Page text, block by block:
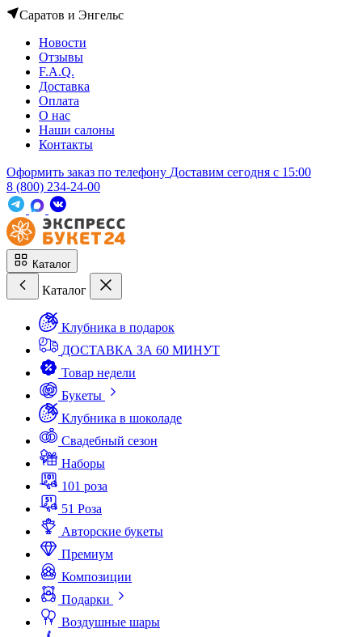
Саратов и Энгельс
Новости
Отзывы
F.A.Q.
Доставка
Оплата
О нас
Наши салоны
Контакты
Оформить заказ по телефону Доставим сегодня c 15:00
8 (800) 234-24-00
Каталог
Каталог
Клубника в подарок
ДОСТАВКА ЗА 60 МИНУТ
Товар недели
Букеты
Клубника в шоколаде
Свадебный сезон
Наборы
101 роза
51 Роза
Авторские букеты
Премиум
Композиции
Подарки
Воздушные шары